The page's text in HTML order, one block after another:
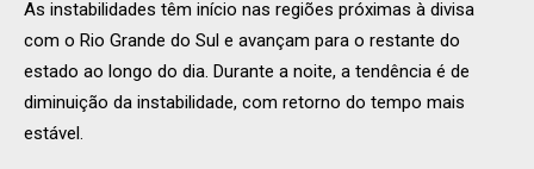
As instabilidades têm início nas regiões próximas à divisa
com o Rio Grande do Sul e avançam para o restante do
estado ao longo do dia. Durante a noite, a tendência é de
diminuição da instabilidade, com retorno do tempo mais
estável.